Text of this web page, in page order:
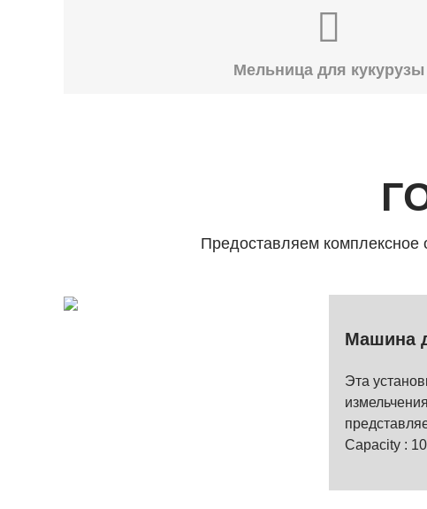
Мельница для кукурузы
Предоставляем комплексное
Машина
Эта
Capacity :